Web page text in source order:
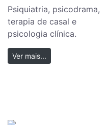
Psiquiatria, psicodrama,
terapia de casal e
psicologia clínica.
Ver mais...